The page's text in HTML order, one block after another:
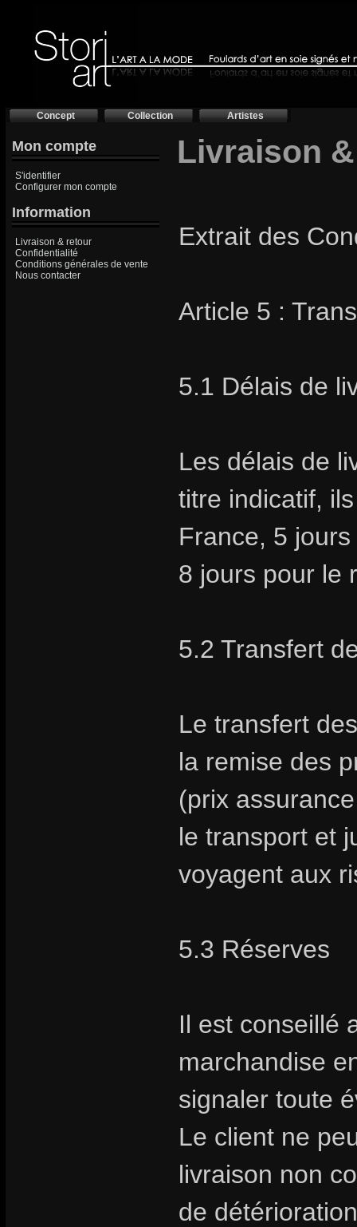
Concept Collection Artistes
Mon compte
S'identifier
Configurer mon compte
Information
Livraison & retour
Confidentialité
Conditions générales de vente
Nous contacter
Livraison
Extrait des
Article 5 :
5.1 Délais de
Les délais de
titre indicatif,
France, 5
8 jours pour le
5.2 Transfert
Le transfert
la remise des
(prix
le transport et
voyagent aux
5.3 Réserves
Il est conseillé
marchandise
signaler toute
Le client ne
livraison non
de